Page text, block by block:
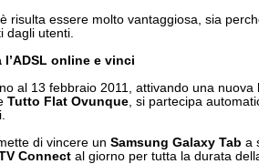
risulta essere molto vantaggiosa, sia
dagli utenti.
online e vinci
al 13 febbraio 2011, attivando una nuova
Tutto Flat Ovunque , si partecipa
di vincere un Samsung Galaxy Tab a
Connect al giorno per tutta la durata